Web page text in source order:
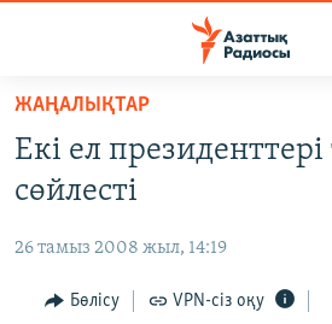
Skip
main
content
to
Navigation
ҚАҢТАР ОҚИҒАСЫ
АДАМ ҚҰҚЫҚТАРЫ
ЖАҢАЛЫҚТАР
Екі ел
сөйлесті
26 тамыз 2008 жыл, 14:19
Бөлісу VPN-сіз оқу